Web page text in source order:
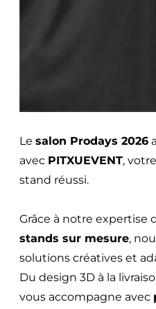
Le salon Prodays 2026
avec PITXUEVENT,
stand réussi.
Grâce à notre expertise
stands sur mesure,
solutions créatives et
Du design 3D à la
vous accompagne avec